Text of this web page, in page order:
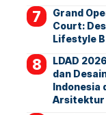
Grand
Court:
Lifestyle
LDAD
dan
Indonesia
Arsitektur